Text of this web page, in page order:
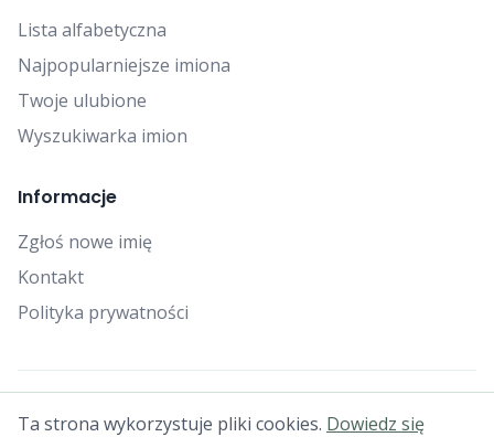
Lista alfabetyczna
Najpopularniejsze imiona
Twoje ulubione
Wyszukiwarka imion
Informacje
Zgłoś nowe imię
Kontakt
Polityka prywatności
© 2025 Falcon Bytes. Wszelkie prawa zastrzeżone.
Ta strona wykorzystuje pliki cookies. Dowiedz się